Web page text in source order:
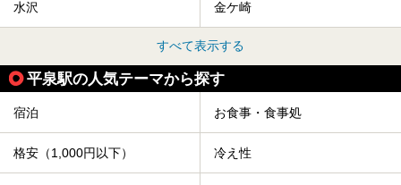
水沢 金ケ崎
すべて表示する
平泉駅の人気テーマから探す
宿泊 お食事・食事処
格安（1,000円以下） 冷え性